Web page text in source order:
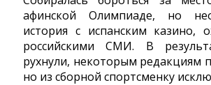
афинской Олимпиаде, но
история с испанским казино,
российскими СМИ. В
рухнули, некоторым редакциям
но из сборной спортсменку